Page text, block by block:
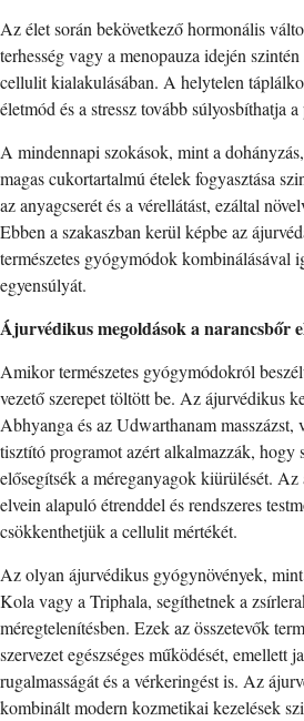
Az élet során bekövetkező hormonális
terhesség vagy a menopauza idején
cellulit kialakulásában. A helytelen
életmód és a stressz tovább súlyosbíthatja
A mindennapi szokások, mint a
magas cukortartalmú ételek fogyasztása
az anyagcserét és a vérellátást, ezáltal
Ebben a szakaszban kerül képbe az
természetes gyógymódok kombinálásával
egyensúlyát.
Ájurvédikus megoldások a narancsbőr
Amikor természetes gyógymódokról
vezető szerepet töltött be. Az ájurvédikus
Abhyanga és az Udwarthanam masszázst,
tisztító programot azért alkalmazzák, hogy
elősegítsék a méreganyagok kiürülését.
elvein alapuló étrenddel és rendszeres
csökkenthetjük a cellulit mértékét.
Az olyan ájurvédikus gyógynövények,
Kola vagy a Triphala, segíthetnek a
méregtelenítésben. Ezek az összetevők
szervezet egészséges működését, emellett
rugalmasságát és a vérkeringést is. Az
kombinált modern kozmetikai kezelések